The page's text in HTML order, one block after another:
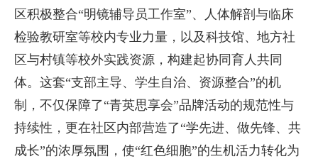
区积极整合“明镜辅导员工作室”、人体解剖与临床
检验教研室等校内专业力量，以及科技馆、地方社
区与村镇等校外实践资源，构建起协同育人共同
体。这套“支部主导、学生自治、资源整合”的机
制，不仅保障了“青英思享会”品牌活动的规范性与
持续性，更在社区内部营造了“学先进、做先锋、共
成长”的浓厚氛围，使“红色细胞”的生机活力转化为